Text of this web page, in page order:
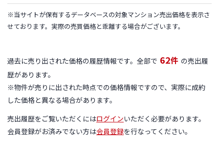
※当サイトが保有するデータベースの対象マンション売出価格を表示さ
せております。実際の売買価格と乖離する場合がございます。
過去に売り出された価格の履歴情報です。全部で 62件 の売出履
歴があります。
※物件が売りに出された時点での価格情報ですので、実際に成約
した価格と異なる場合があります。
売出履歴をご覧いただくにはログインいただく必要があります。
会員登録がお済みでない方は会員登録を行なってください。